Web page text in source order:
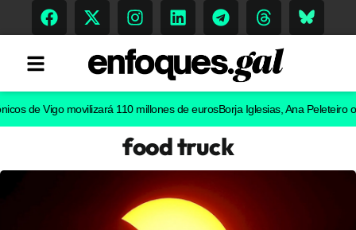
Vigo movilizará 110 millones de eurosBorja Iglesias, Ana Peleteiro o Abel
food truck